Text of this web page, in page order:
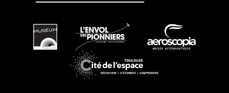
En
savoir
plus